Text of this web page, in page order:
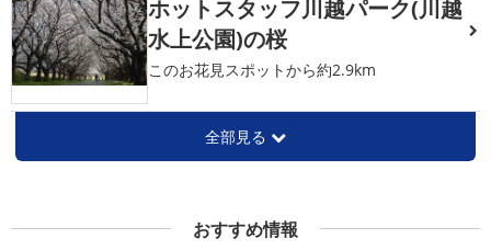
ホットスタッフ川越パーク(川越
水上公園)の桜
このお花見スポットから約2.9km
全部見る
おすすめ情報